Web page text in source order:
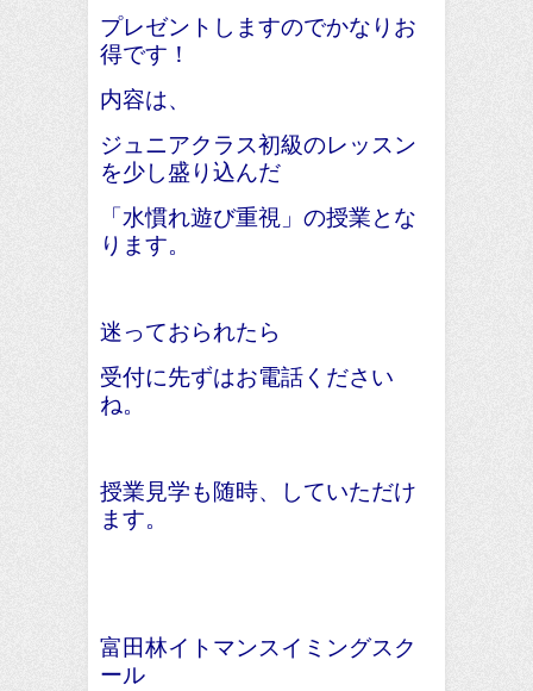
プレゼントしますのでかなりお
得です！
内容は、
ジュニアクラス初級のレッスン
を少し盛り込んだ
「水慣れ遊び重視」の授業とな
ります。
迷っておられたら
受付に先ずはお電話ください
ね。
授業見学も随時、していただけ
ます。
富田林イトマンスイミングスク
ール